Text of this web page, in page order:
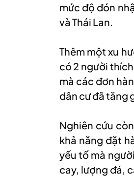
mức độ đón
và Thái Lan.
Thêm một xu
có 2 người
mà các đơn
dân cư đã tăng
Nghiên cứu
khả năng đặt
yếu tố mà
cay, lượng đá,